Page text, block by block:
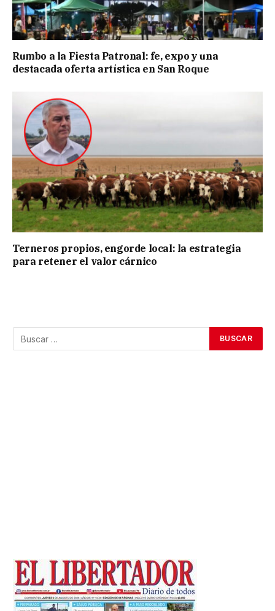
Rumbo a la Fiesta Patronal: fe, expo y una
destacada oferta artística en San Roque
Terneros propios, engorde local: la estrategia
para retener el valor cárnico